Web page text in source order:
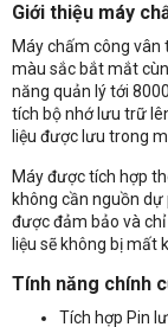
Giới thiệu máy
Máy chấm công vân
màu sắc bắt mắt
năng quản lý tới
tích bộ nhớ lưu trữ
liệu được lưu trong
Máy được tích hợp
không cần nguồn
được đảm bảo và
liệu sẽ không bị mất
Tính năng chính
Tích hợp Pin